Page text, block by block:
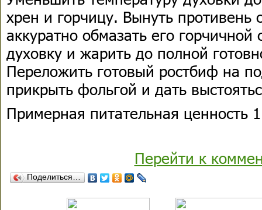
хрен и горчицу. Вынуть противень
аккуратно обмазать его
духовку и жарить до полной
Переложить готовый ростбиф на
прикрыть фольгой и дать
Примерная питательная ценность
Перейти к
Поделиться…